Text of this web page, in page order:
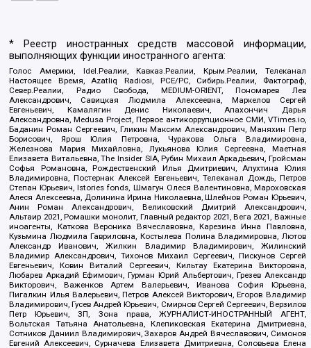
* Реестр иностранных средств массовой информации,
выполняющих функции иностранного агента:
Голос Америки, Idel.Реалии, Кавказ.Реалии, Крым.Реалии, Телеканал
Настоящее Время, Azatliq Radiosi, PCE/PC, Сибирь.Реалии, Фактограф,
Север.Реалии, Радио Свобода, MEDIUM-ORIENT, Пономарев Лев
Александрович, Савицкая Людмила Алексеевна, Маркелов Сергей
Евгеньевич, Камалягин Денис Николаевич, Апахончич Дарья
Александровна, Medusa Project, Первое антикоррупционное СМИ, VTimes.io,
Баданин Роман Сергеевич, Гликин Максим Александрович, Маняхин Петр
Борисович, Ярош Юлия Петровна, Чуракова Ольга Владимировна,
Железнова Мария Михайловна, Лукьянова Юлия Сергеевна, Маетная
Елизавета Витальевна, The Insider SIA, Рубин Михаил Аркадьевич, Гройсман
Софья Романовна, Рождественский Илья Дмитриевич, Апухтина Юлия
Владимировна, Постернак Алексей Евгеньевич, Телеканал Дождь, Петров
Степан Юрьевич, Istories fonds, Шмагун Олеся Валентиновна, Мароховская
Алеся Алексеевна, Долинина Ирина Николаевна, Шлейнов Роман Юрьевич,
Анин Роман Александрович, Великовский Дмитрий Александрович,
Альтаир 2021, Ромашки монолит, Главный редактор 2021, Вега 2021, Важные
иноагенты, Каткова Вероника Вячеславовна, Карезина Инна Павловна,
Кузьмина Людмила Гавриловна, Костылева Полина Владимировна, Лютов
Александр Иванович, Жилкин Владимир Владимирович, Жилинский
Владимир Александрович, Тихонов Михаил Сергеевич, Пискунов Сергей
Евгеньевич, Ковин Виталий Сергеевич, Кильтау Екатерина Викторовна,
Любарев Аркадий Ефимович, Гурман Юрий Альбертович, Грезев Александр
Викторович, Важенков Артем Валерьевич, Иванова София Юрьевна,
Пигалкин Илья Валерьевич, Петров Алексей Викторович, Егоров Владимир
Владимирович, Гусев Андрей Юрьевич, Смирнов Сергей Сергеевич, Верзилов
Петр Юрьевич, ЗП, Зона права, ЖУРНАЛИСТ-ИНОСТРАННЫЙ АГЕНТ,
Вольтская Татьяна Анатольевна, Клепиковская Екатерина Дмитриевна,
Сотников Даниил Владимирович, Захаров Андрей Вячеславович, Симонов
Евгений Алексеевич, Сурначева Елизавета Дмитриевна, Соловьева Елена